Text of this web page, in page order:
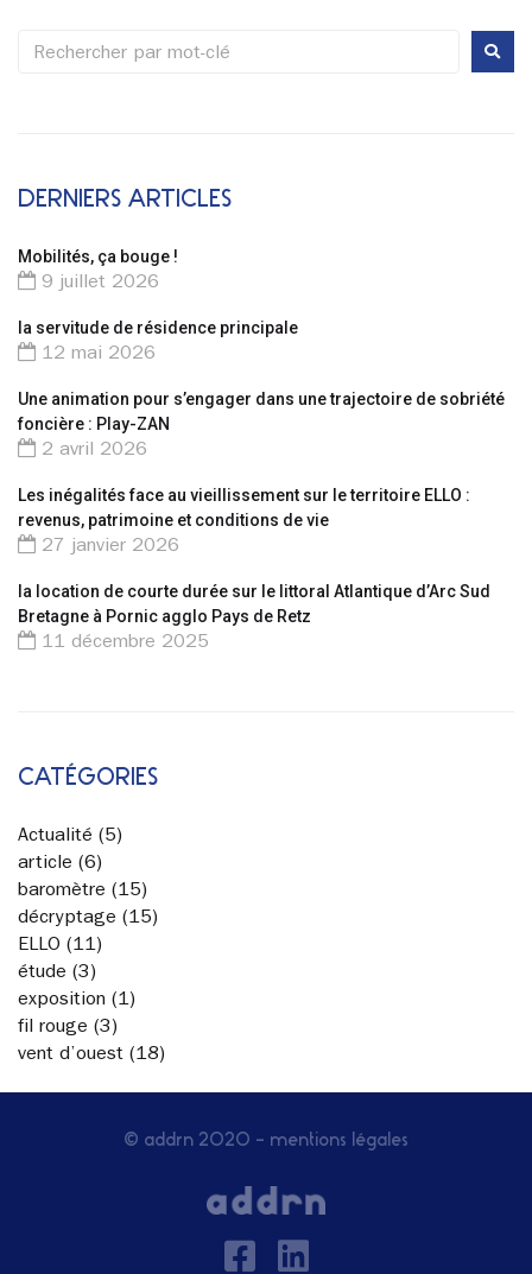
DERNIERS ARTICLES
Mobilités, ça bouge !
9 juillet 2026
la servitude de résidence principale
12 mai 2026
Une animation pour s’engager dans une trajectoire de sobriété
foncière : Play-ZAN
2 avril 2026
Les inégalités face au vieillissement sur le territoire ELLO :
revenus, patrimoine et conditions de vie
27 janvier 2026
la location de courte durée sur le littoral Atlantique d’Arc Sud
Bretagne à Pornic agglo Pays de Retz
11 décembre 2025
CATÉGORIES
Actualité (5)
article (6)
baromètre (15)
décryptage (15)
ELLO (11)
étude (3)
exposition (1)
fil rouge (3)
vent d’ouest (18)
© addrn 2020 – mentions légales